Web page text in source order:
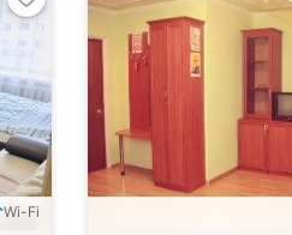
Wi-Fi